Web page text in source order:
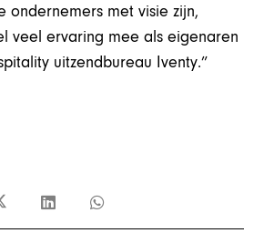
ondernemers met visie zijn,
veel ervaring mee als eigenaren
uitzendbureau Iventy.”